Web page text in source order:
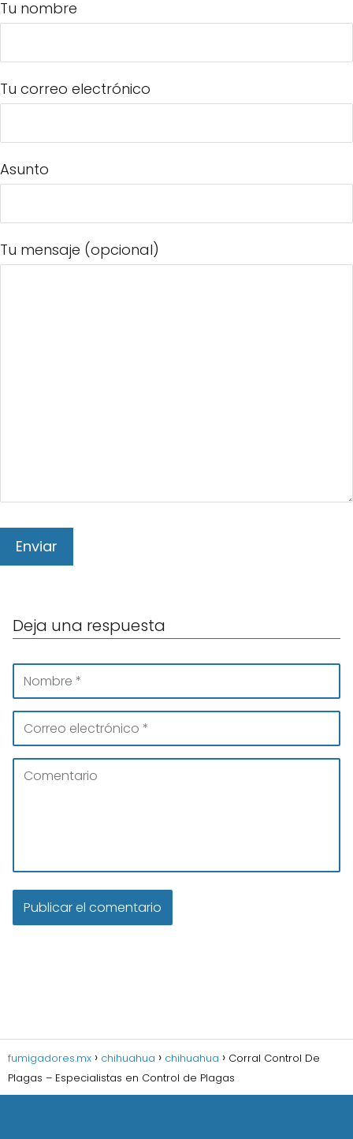
Tu nombre
Tu correo electrónico
Asunto
Tu mensaje (opcional)
Deja una respuesta
fumigadores.mx chihuahua chihuahua
Corral Control De
Plagas – Especialistas en Control de Plagas